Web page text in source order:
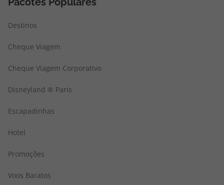
Destinos
Cheque Viagem
Cheque Viagem Corporativo
Disneyland ® Paris
Escapadinhas
Hotel
Promoções
Voos Baratos